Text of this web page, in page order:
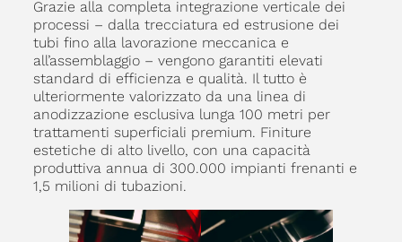
Grazie alla completa integrazione verticale dei
processi – dalla trecciatura ed estrusione dei
tubi fino alla lavorazione meccanica e
all’assemblaggio – vengono garantiti elevati
standard di efficienza e qualità. Il tutto è
ulteriormente valorizzato da una linea di
anodizzazione esclusiva lunga 100 metri per
trattamenti superficiali premium. Finiture
estetiche di alto livello, con una capacità
produttiva annua di 300.000 impianti frenanti e
1,5 milioni di tubazioni.